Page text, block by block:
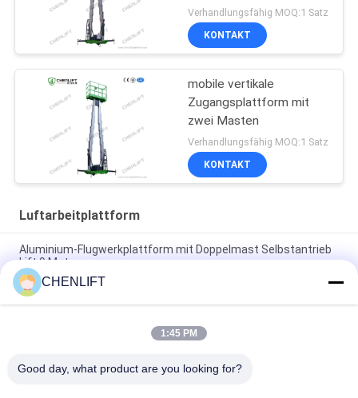
mit
Verlängerungsplattform
Verhandlungsfähig MOQ:1 Satz
KONTAKT
mobile vertikale
Zugangsplattform mit
zwei Masten
Verhandlungsfähig MOQ:1 Satz
KONTAKT
Luftarbeitplattform
Aluminium-Flugwerkplattform mit Doppelmast Selbstantrieb
Lift 9 Meter
10 Meter Höhe Arbeitsbühne mit Doppelmast hydraulischer
Vertikallift
Luftarbeitsplattform aus Aluminium mit Aufzugshöhe 14 m
CHENLIFT
1:45 PM
Good day, what product are you looking for?